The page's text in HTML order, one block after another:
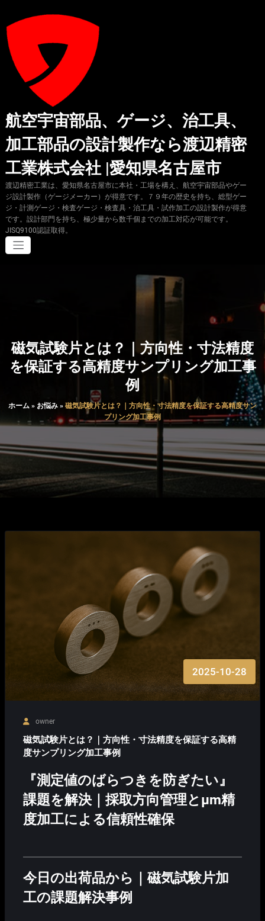
テ
航空宇宙部品、ゲージ、治工具、
加工部品の設計製作なら渡辺精密
工業株式会社 |愛知県名古屋市
渡辺精密工業は、愛知県名古屋市に本社・工場を構え、航空宇宙部品やゲー
ジ設計製作（ゲージメーカー）が得意です。７９年の歴史を持ち、総型ゲー
ジ・計測ゲージ・検査ゲージ・検査具・治工具・試作加工の設計製作が得意
です。設計部門を持ち、極少量から数千個までの加工対応が可能です。
JISQ9100認証取得。
磁気試験片とは？｜方向性・寸法精度
を保証する高精度サンプリング加工事
例
ホーム » お悩み » 磁気試験片とは？｜方向性・寸法精度を保証する高精度サン
プリング加工事例
2025-10-28
owner
磁気試験片とは？｜方向性・寸法精度を保証する高精
度サンプリング加工事例
『測定値のばらつきを防ぎたい』
課題を解決｜採取方向管理とμm精
度加工による信頼性確保
今日の出荷品から｜磁気試験片加
工の課題解決事例